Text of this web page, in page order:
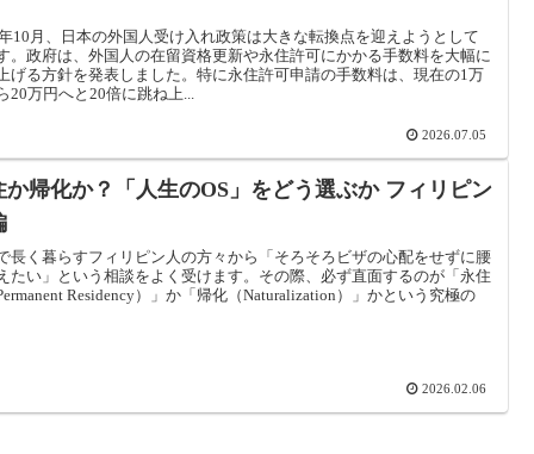
10月、日本の外国人受け入れ政策は大きな転換点を迎えようとして
。政府は、外国人の在留資格更新や永住許可にかかる手数料を大幅に
げる方針を発表しました。特に永住許可申請の手数料は、現在の1万
20万円へと20倍に跳ね上...
2026.07.05
か帰化か？「人生のOS」をどう選ぶか フィリピン
長く暮らすフィリピン人の方々から「そろそろビザの心配をせずに腰
たい」という相談をよく受けます。その際、必ず直面するのが「永住
Residency）」か「帰化（Naturalization）」かという究極の
2026.02.06